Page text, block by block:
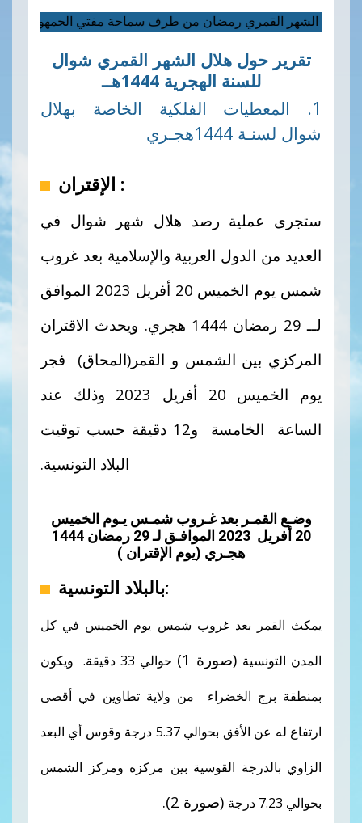
تقرير حول هلال الشهر القمري شوال
للسنة الهجرية 1444هــ
1. المعطيات الفلكية الخاصة بهلال
شوال لسنـة 1444هجـري
الإقتران :
ستجرى عملية رصد هلال شهر شوال في
العديد من الدول العربية والإسلامية بعد غروب
شمس يوم الخميس
20 أفريل 2023 الموافق
لــ 29
رمضان
ويحدث الاقتران
المركزي بين الشمس و القمر(المحاق) فجر
يوم الخميس 20 أفريل 2023 وذلك عند
الساعة الخامسة و12
دقيقة حسب توقيت
البلاد التونسية.
وضـع القمـر بعد غـروب شمـس يـوم الخميس
20 أفريل 2023 الموافـق لـ 29 رمضان 1444
هجـري (يوم الإقتران )
بالبلاد التونسية:
يمكث القمر بعد غروب شمس يوم الخميس في كل
المدن التونسية (صورة 1)
حوالي 33 دقيقة. ويكون
بمنطقة برج الخضراء من ولاية تطاوين في أقصى
ارتفاع له عن الأفق بحوالي 5.37 درجة وقوس أي البعد
الزاوي بالدرجة القوسية بين مركزه ومركز الشمس
بحوالي 7.23 درجة
(صورة 2).